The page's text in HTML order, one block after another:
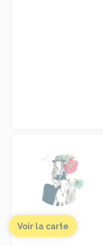
Voir la carte